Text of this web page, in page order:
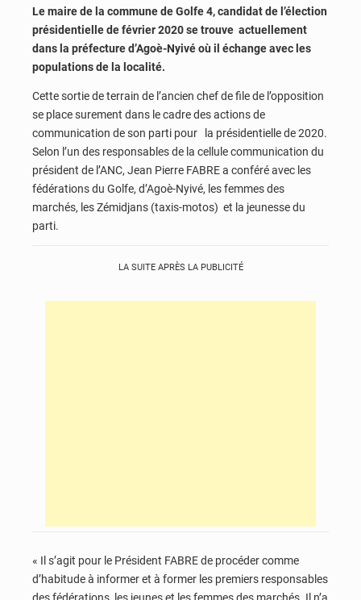
Le maire de la commune de Golfe 4, candidat de l’élection
présidentielle de février 2020 se trouve actuellement
dans la préfecture d’Agoè-Nyivé où il échange avec les
populations de la localité.
Cette sortie de terrain de l’ancien chef de file de l’opposition
se place surement dans le cadre des actions de
communication de son parti pour la présidentielle de 2020.
Selon l’un des responsables de la cellule communication du
président de l’ANC, Jean Pierre FABRE a conféré avec les
fédérations du Golfe, d’Agoè-Nyivé, les femmes des
marchés, les Zémidjans (taxis-motos) et la jeunesse du
parti.
LA SUITE APRÈS LA PUBLICITÉ
« Il s’agit pour le Président FABRE de procéder comme
d’habitude à informer et à former les premiers responsables